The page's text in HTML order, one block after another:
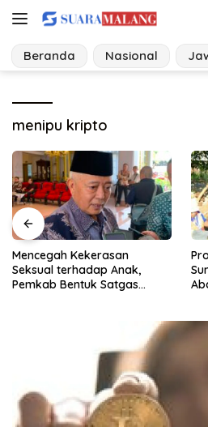
Langsung
konten
Beranda Nasional
menipu kripto
Proyek Irigasi di
Sumberpucung Diduga
Abaikan SOP, Pengawasan